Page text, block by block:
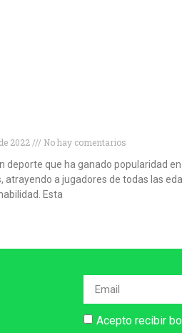
2022
No hay comentarios
deporte que ha ganado popularidad
atrayendo a jugadores de todas las
Esta
Acepto recibir